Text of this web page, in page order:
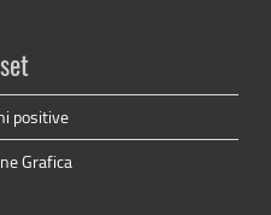
positive
Grafica